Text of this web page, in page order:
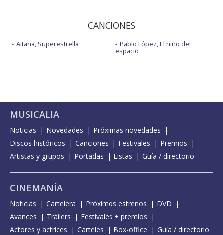
CANCIONES
Aitana, Superestrella Pablo López, El niño del
espacio
MUSICALIA
Noticias Novedades
Próximas novedades
Discos históricos
Canciones Festivales
Premios
Artistas y grupos
Portadas Listas Guía / directorio
CINEMANÍA
Noticias Cartelera Próximos estrenos
DVD
Avances
Tráilers
Festivales + premios
Actores y actrices
Carteles Box-office Guía / directorio